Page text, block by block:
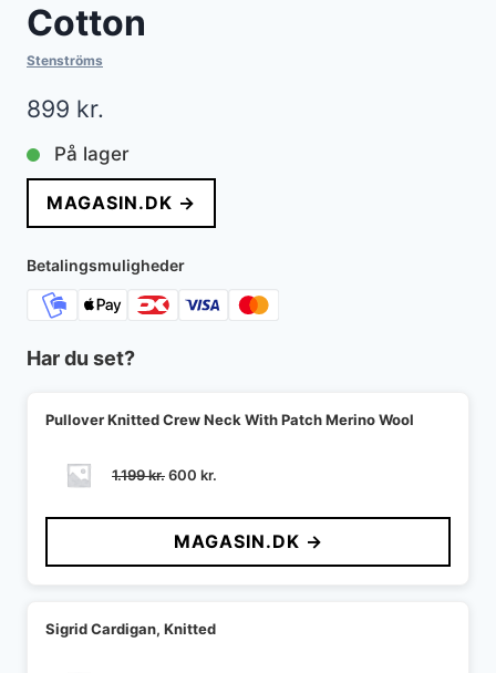
Cotton
Stenströms
899 kr.
På lager
MAGASIN.DK →
Betalingsmuligheder
Har du set?
Pullover Knitted Crew Neck With Patch Merino Wool
1.199kr.Den
pris
var:
1.199 kr..
600 kr.
pris
er:
600 kr..
MAGASIN.DK →
Sigrid Cardigan, Knitted